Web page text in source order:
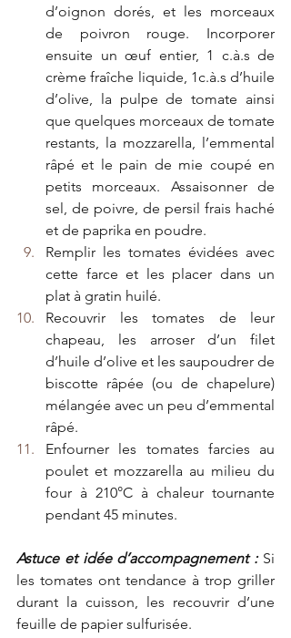
d’oignon dorés, et les morceaux
de poivron rouge. Incorporer
ensuite un œuf entier, 1 c.à.s de
crème fraîche liquide, 1c.à.s d’huile
d’olive, la pulpe de tomate ainsi
que quelques morceaux de tomate
restants, la mozzarella, l’emmental
râpé et le pain de mie coupé en
petits morceaux. Assaisonner de
sel, de poivre, de persil frais haché
et de paprika en poudre.
Remplir les tomates évidées avec
cette farce et les placer dans un
plat à gratin huilé.
Recouvrir les tomates de leur
chapeau, les arroser d’un filet
d’huile d’olive et les saupoudrer de
biscotte râpée (ou de chapelure)
mélangée avec un peu d’emmental
râpé.
Enfourner les tomates farcies au
poulet et mozzarella au milieu du
four à 210°C à chaleur tournante
pendant 45 minutes.
Astuce et idée d’accompagnement : Si
les tomates ont tendance à trop griller
durant la cuisson, les recouvrir d’une
feuille de papier sulfurisée.